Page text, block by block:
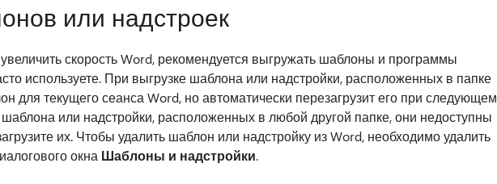
или надстроек
скорость Word, рекомендуется выгружать шаблоны и программы
используете. При выгрузке шаблона или надстройки, расположенных в папке
для текущего сеанса Word, но автоматически перезагрузит его при следующем
или надстройки, расположенных в любой другой папке, они недоступны
их. Чтобы удалить шаблон или надстройку из Word, необходимо удалить
окна Шаблоны и надстройки.